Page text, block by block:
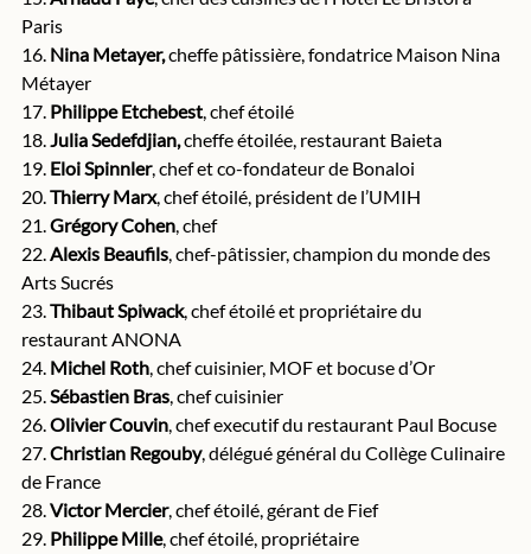
Paris
16. Nina Metayer, cheffe pâtissière, fondatrice Maison Nina
Métayer
17. Philippe Etchebest, chef étoilé
18. Julia Sedefdjian, cheffe étoilée, restaurant Baieta
19. Eloi Spinnler, chef et co-fondateur de Bonaloi
20. Thierry Marx, chef étoilé, président de l’UMIH
21. Grégory Cohen, chef
22. Alexis Beaufils, chef-pâtissier, champion du monde des
Arts Sucrés
23. Thibaut Spiwack, chef étoilé et propriétaire du
restaurant ANONA
24. Michel Roth, chef cuisinier, MOF et bocuse d’Or
25. Sébastien Bras, chef cuisinier
26. Olivier Couvin, chef executif du restaurant Paul Bocuse
27. Christian Regouby, délégué général du Collège Culinaire
de France
28. Victor Mercier, chef étoilé, gérant de Fief
29. Philippe Mille, chef étoilé, propriétaire